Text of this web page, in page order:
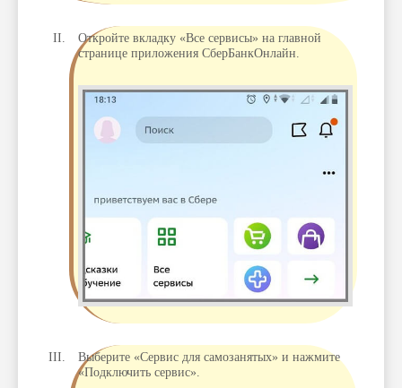
Откройте вкладку «Все сервисы» на главной
странице приложения СберБанкОнлайн.
Выберите «Сервис для самозанятых» и нажмите
«Подключить сервис».